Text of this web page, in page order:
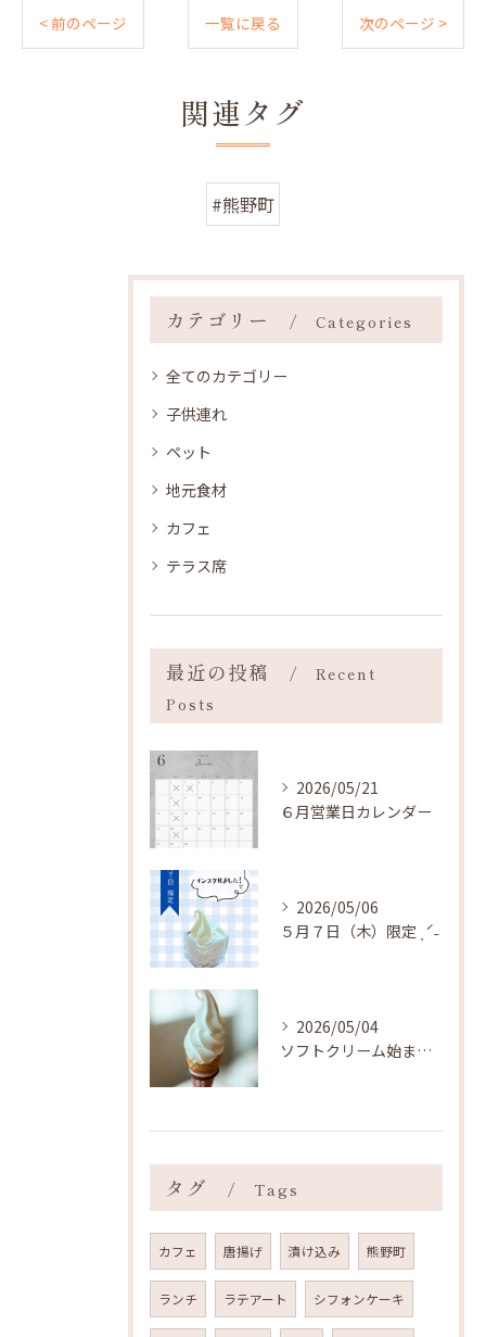
< 前のページ 一覧に戻る 次のページ >
関連タグ
#熊野町
カテゴリー Categories
全てのカテゴリー
子供連れ
ペット
地元食材
カフェ
テラス席
最近の投稿
Recent
Posts
2026/05/21
６月営業日カレンダー
2026/05/06
５月７日（木）限定 ˎˊ˗
2026/05/04
ソフトクリーム始まりました ˎˊ˗
タグ Tags
カフェ 唐揚げ 漬け込み 熊野町
ランチ ラテアート シフォンケーキ